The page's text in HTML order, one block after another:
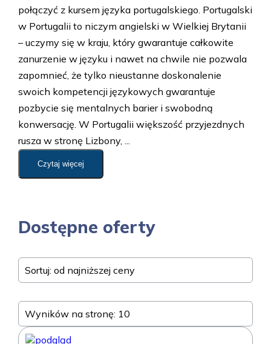
połączyć z kursem języka portugalskiego. Portugalski
w Portugalii to niczym angielski w Wielkiej Brytanii
– uczymy się w kraju, który gwarantuje całkowite
zanurzenie w języku i nawet na chwile nie pozwala
zapomnieć, że tylko nieustanne doskonalenie
swoich kompetencji językowych gwarantuje
pozbycie się mentalnych barier i swobodną
konwersację. W Portugalii większość przyjezdnych
rusza w stronę Lizbony, ...
Czytaj więcej
Dostępne oferty
Sortuj: od najniższej ceny
Wyników na stronę: 10